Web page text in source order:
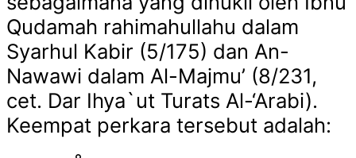
Qudamah rahimahullahu dalam
Syarhul Kabir (5/175) dan An-
Nawawi dalam Al-Majmu’ (8/231,
cet. Dar Ihya`ut Turats Al-‘Arabi).
Keempat perkara tersebut adalah: